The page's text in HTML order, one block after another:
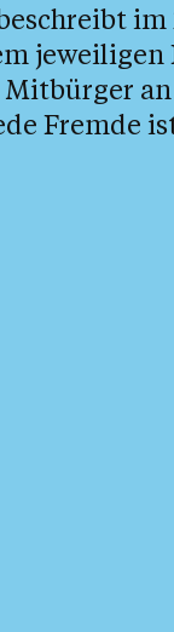
Fremde